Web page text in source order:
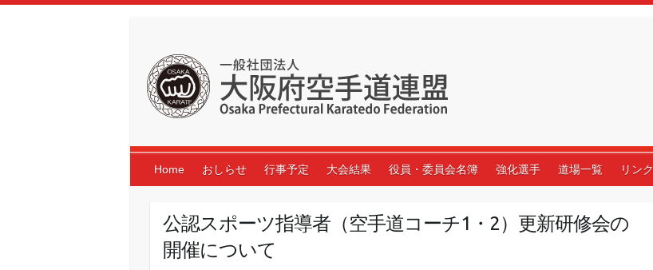
Home おしらせ 行事予定 大会結果 役員・委員会名簿 強化選手 道場一覧 リンク
公認スポーツ指導者（空手道コーチ1・2）更新研修会の
開催について